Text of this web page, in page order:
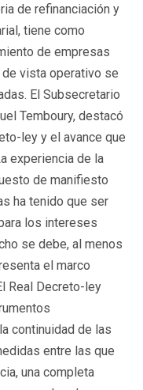
de refinanciación y
tiene como
de empresas
vista operativo se
El Subsecretario
Temboury, destacó
ley y el avance que
experiencia de la
de manifiesto
ha tenido que ser
los intereses
se debe, al menos
el marco
Real Decreto-ley
continuidad de las
entre las que
una completa